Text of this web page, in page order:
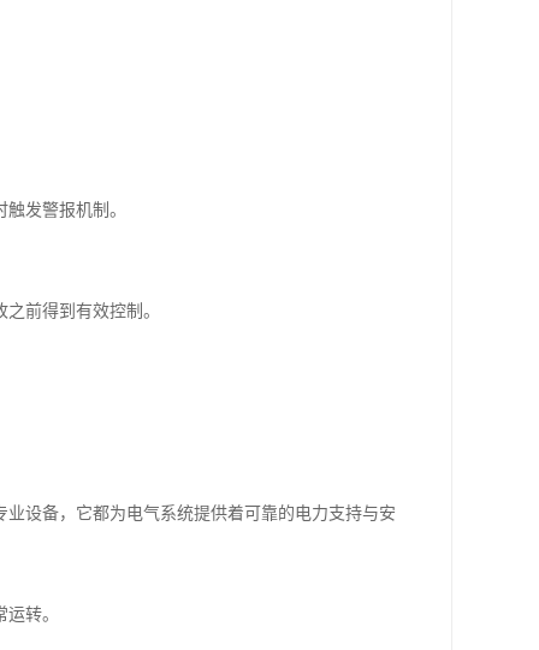
发警报机制。
前得到有效控制。
设备，它都为电气系统提供着可靠的电力支持与安
转。